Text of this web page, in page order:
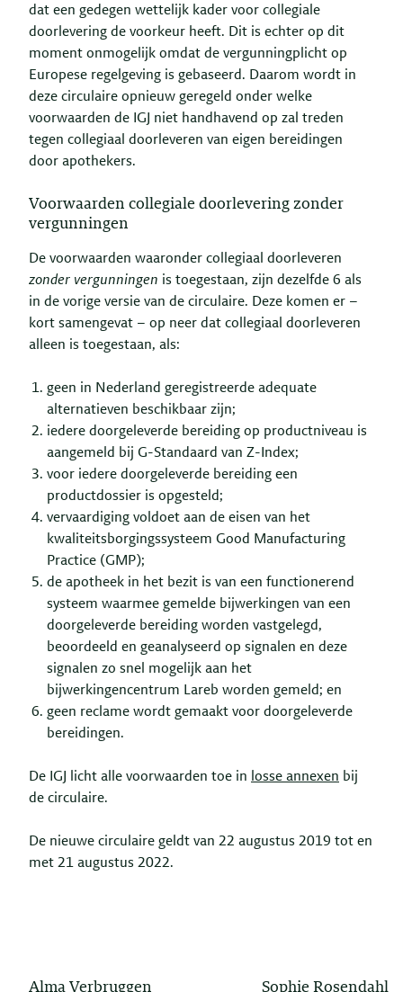
dat een gedegen wettelijk kader voor collegiale
doorlevering de voorkeur heeft. Dit is echter op dit
moment onmogelijk omdat de vergunningplicht op
Europese regelgeving is gebaseerd. Daarom wordt in
deze circulaire opnieuw geregeld onder welke
voorwaarden de IGJ niet handhavend op zal treden
tegen collegiaal doorleveren van eigen bereidingen
door apothekers.
Voorwaarden collegiale doorlevering zonder
vergunningen
De voorwaarden waaronder collegiaal doorleveren
zonder vergunningen is toegestaan, zijn dezelfde 6 als
in de vorige versie van de circulaire. Deze komen er –
kort samengevat – op neer dat collegiaal doorleveren
alleen is toegestaan, als:
geen in Nederland geregistreerde adequate
alternatieven beschikbaar zijn;
iedere doorgeleverde bereiding op productniveau is
aangemeld bij G-Standaard van Z-Index;
voor iedere doorgeleverde bereiding een
productdossier is opgesteld;
vervaardiging voldoet aan de eisen van het
kwaliteitsborgingssysteem Good Manufacturing
Practice (GMP);
de apotheek in het bezit is van een functionerend
systeem waarmee gemelde bijwerkingen van een
doorgeleverde bereiding worden vastgelegd,
beoordeeld en geanalyseerd op signalen en deze
signalen zo snel mogelijk aan het
bijwerkingencentrum Lareb worden gemeld; en
geen reclame wordt gemaakt voor doorgeleverde
bereidingen.
De IGJ licht alle voorwaarden toe in losse annexen bij
de circulaire.
De nieuwe circulaire geldt van 22 augustus 2019 tot en
met 21 augustus 2022.
Alma Verbruggen Sophie Rosendahl